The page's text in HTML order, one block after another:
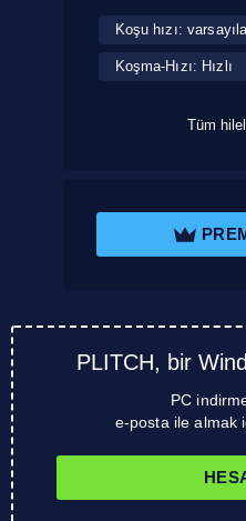
Koşu hızı:
Koşma-Hızı: Hızlı
Tüm
PLITCH, bir
PC
e-posta ile almak